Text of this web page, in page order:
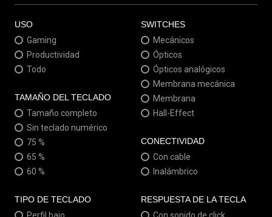
USO
Gaming
Productividad
Todo
TAMAÑO DEL TECLADO
Tamaño completo
Sin teclado numérico
75 %
65 %
60 %
TIPO DE TECLADO
SWITCHES
Mecánicos
Ópticos
Ópticos analógicos
Membrana mecánica
Membrana
Hall-Effect
CONECTIVIDAD
Con cable
Inalámbrico
RESPUESTA DE LA TECLA